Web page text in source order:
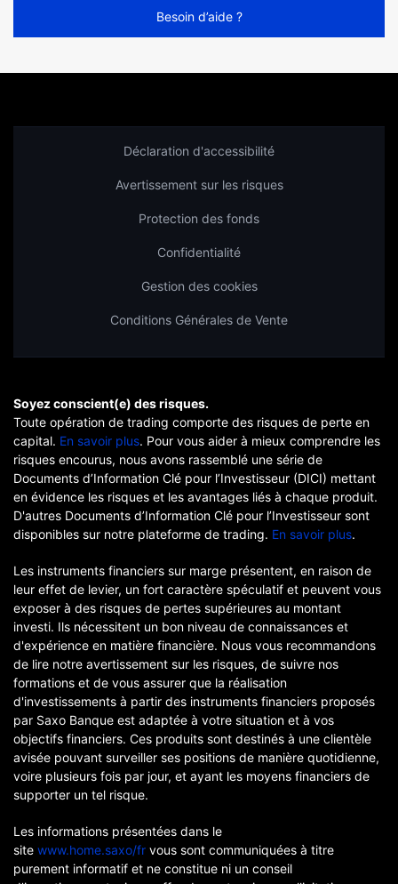
Besoin d’aide ?
Déclaration d'accessibilité
Avertissement sur les risques
Protection des fonds
Confidentialité
Gestion des cookies
Conditions Générales de Vente
Soyez conscient(e) des risques.
Toute opération de trading comporte des risques de perte en
capital. En savoir plus. Pour vous aider à mieux comprendre les
risques encourus, nous avons rassemblé une série de
Documents d’Information Clé pour l’Investisseur (DICI) mettant
en évidence les risques et les avantages liés à chaque produit.
D'autres Documents d’Information Clé pour l’Investisseur sont
disponibles sur notre plateforme de trading. En savoir plus.
Les instruments financiers sur marge présentent, en raison de
leur effet de levier, un fort caractère spéculatif et peuvent vous
exposer à des risques de pertes supérieures au montant
investi. Ils nécessitent un bon niveau de connaissances et
d'expérience en matière financière. Nous vous recommandons
de lire notre avertissement sur les risques, de suivre nos
formations et de vous assurer que la réalisation
d'investissements à partir des instruments financiers proposés
par Saxo Banque est adaptée à votre situation et à vos
objectifs financiers. Ces produits sont destinés à une clientèle
avisée pouvant surveiller ses positions de manière quotidienne,
voire plusieurs fois par jour, et ayant les moyens financiers de
supporter un tel risque.
Les informations présentées dans le
site www.home.saxo/fr vous sont communiquées à titre
purement informatif et ne constitue ni un conseil